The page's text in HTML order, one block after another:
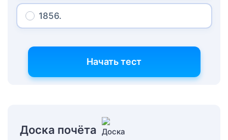
1856.
Начать тест
Доска почёта